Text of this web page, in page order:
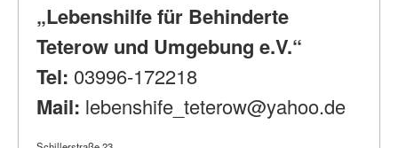
„Lebenshilfe für Behinderte
Teterow und Umgebung e.V.“
Tel: 03996-172218
Mail: lebenshife_teterow@yahoo.de